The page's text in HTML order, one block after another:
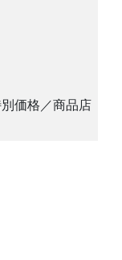
価格／商品店